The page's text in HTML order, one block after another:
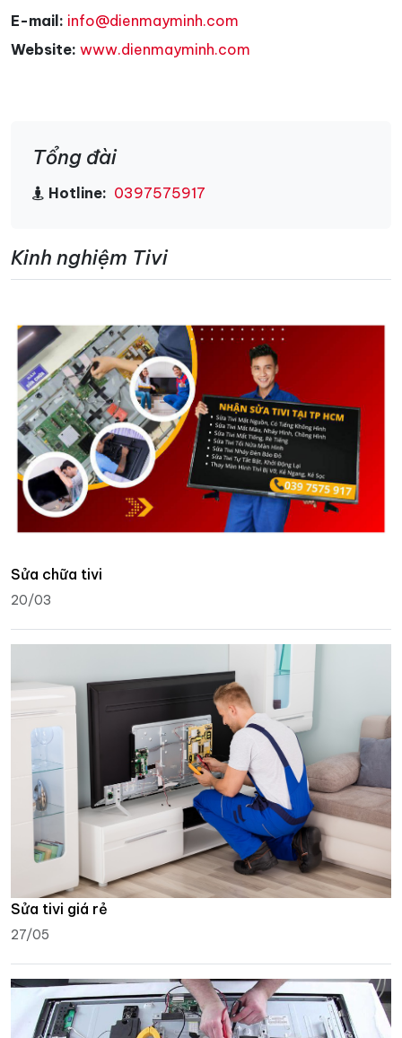
E-mail: info@dienmayminh.com
Website: www.dienmayminh.com
Tổng đài
Hotline: 0397575917
Kinh nghiệm Tivi
Sửa chữa tivi
20/03
Sửa tivi giá rẻ
27/05